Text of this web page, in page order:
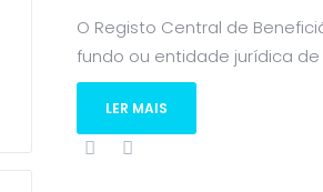
O Registo Central de
fundo ou entidade jurídica de
LER MAIS